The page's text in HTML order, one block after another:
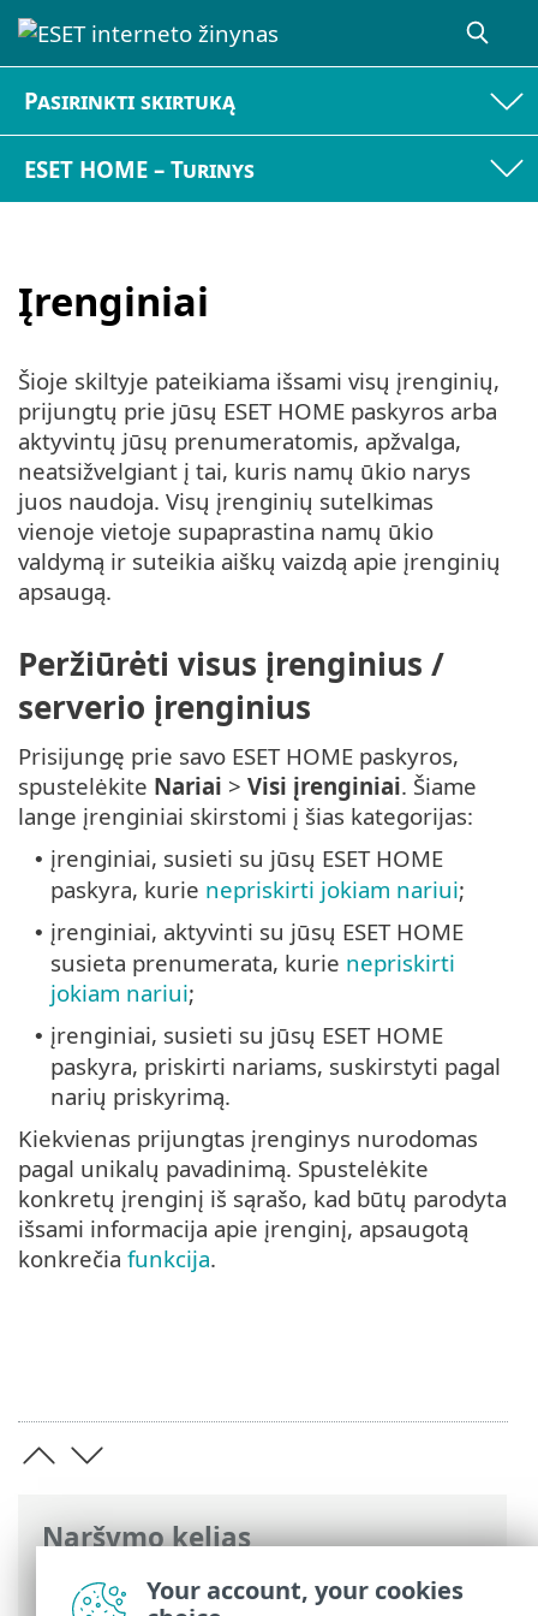
Pasirinkti skirtuką
ESET HOME – Turinys
Įrenginiai
Naršymo kelias
ESET interneto žinynas> ESET HOME>
Šioje skiltyje pateikiama išsami visų įrenginių,
prijungtų prie jūsų ESET HOME paskyros arba
aktyvintų jūsų prenumeratomis, apžvalga,
neatsižvelgiant į tai, kuris namų ūkio narys
juos naudoja. Visų įrenginių sutelkimas
vienoje vietoje supaprastina namų ūkio
valdymą ir suteikia aiškų vaizdą apie įrenginių
apsaugą.
Peržiūrėti visus įrenginius /
serverio įrenginius
Prisijungę prie savo ESET HOME paskyros,
spustelėkite Nariai > Visi įrenginiai. Šiame
lange įrenginiai skirstomi į šias kategorijas:
• įrenginiai, susieti su jūsų ESET HOME
paskyra, kurie nepriskirti jokiam nariui;
• įrenginiai, aktyvinti su jūsų ESET HOME
susieta prenumerata, kurie nepriskirti
jokiam nariui;
• įrenginiai, susieti su jūsų ESET HOME
paskyra, priskirti nariams, suskirstyti pagal
narių priskyrimą.
Kiekvienas prijungtas įrenginys nurodomas
pagal unikalų pavadinimą. Spustelėkite
konkretų įrenginį iš sąrašo, kad būtų parodyta
išsami informacija apie įrenginį, apsaugotą
konkrečia funkcija.
Your account, your cookies